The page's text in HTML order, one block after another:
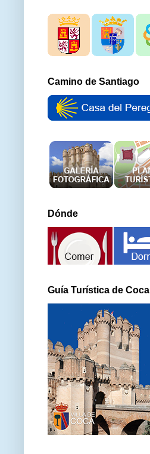
Camino de Santiago
Dónde
Guía Turística de Coca